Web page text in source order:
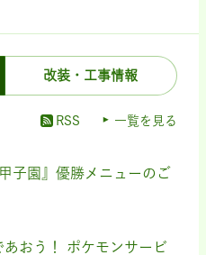
改装・工事情報
RSS 一覧を見る
子園』優勝メニューのご
おう！ ポケモンサービ